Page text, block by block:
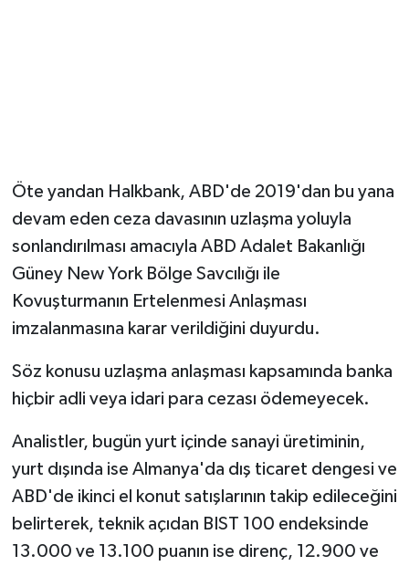
Öte yandan Halkbank, ABD'de 2019'dan bu yana
devam eden ceza davasının uzlaşma yoluyla
sonlandırılması amacıyla ABD Adalet Bakanlığı
Güney New York Bölge Savcılığı ile
Kovuşturmanın Ertelenmesi Anlaşması
imzalanmasına karar verildiğini duyurdu.
Söz konusu uzlaşma anlaşması kapsamında banka
hiçbir adli veya idari para cezası ödemeyecek.
Analistler, bugün yurt içinde sanayi üretiminin,
yurt dışında ise Almanya'da dış ticaret dengesi ve
ABD'de ikinci el konut satışlarının takip edileceğini
belirterek, teknik açıdan BIST 100 endeksinde
13.000 ve 13.100 puanın ise direnç, 12.900 ve